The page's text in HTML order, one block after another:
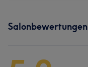
Salonbewertungen